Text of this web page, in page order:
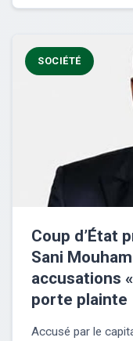
SOCIÉTÉ
Coup d’État
Sani
accusations
porte plainte
Accusé par le